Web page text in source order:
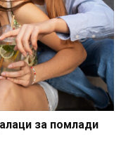
за помлади